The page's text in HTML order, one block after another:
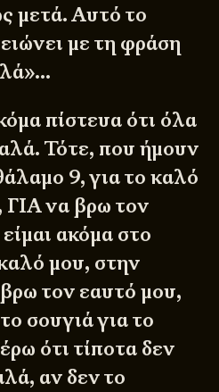
μετά. Αυτό το
με τη φράση
πίστευα ότι όλα
Τότε, που ήμουν
9, για το καλό
ΓΙΑ να βρω τον
ακόμα στο
μου, στην
τον εαυτό μου,
σουγιά για το
ότι τίποτα δεν
αν δεν το